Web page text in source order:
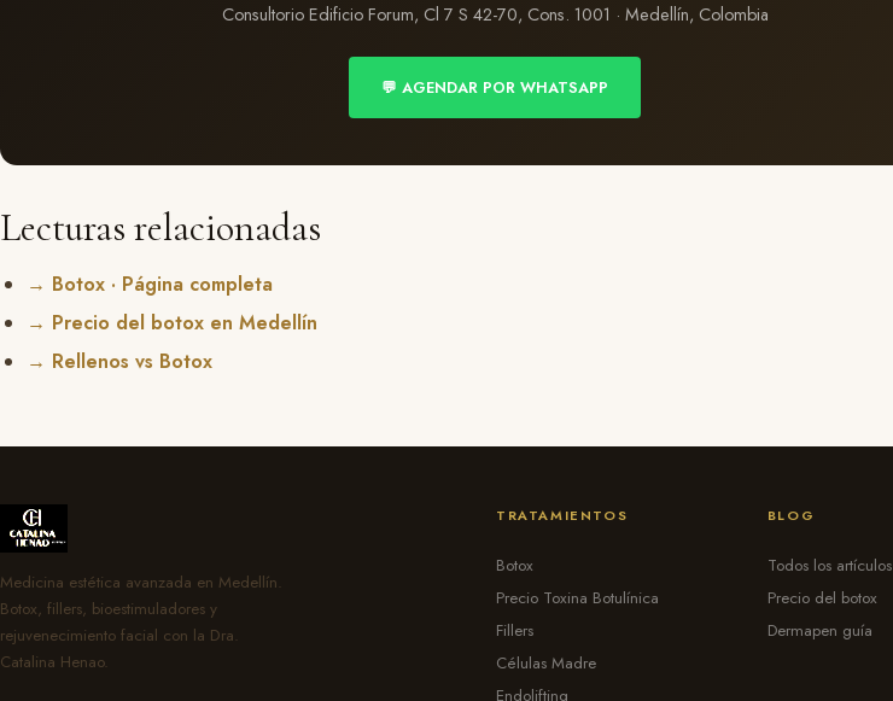
Consultorio Edificio Forum, Cl 7 S 42-70, Cons. 1001 · Medellín, Colombia
💬 AGENDAR POR WHATSAPP
Lecturas relacionadas
→ Botox · Página completa
→ Precio del botox en Medellín
→ Rellenos vs Botox
Medicina estética avanzada en Medellín.
Botox, fillers, bioestimuladores y
rejuvenecimiento facial con la Dra.
Catalina Henao.
TRATAMIENTOS
Botox
Precio Toxina Botulínica
Fillers
Células Madre
Endolifting
BLOG
Todos los artículos
Precio del botox
Dermapen guía